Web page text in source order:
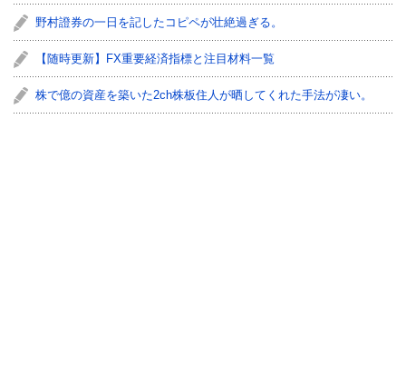
野村證券の一日を記したコピペが壮絶過ぎる。
【随時更新】FX重要経済指標と注目材料一覧
株で億の資産を築いた2ch株板住人が晒してくれた手法が凄い。